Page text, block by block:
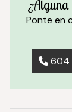
¿Alguna
Ponte en
604